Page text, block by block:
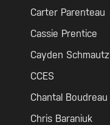
Carter Parenteau
Cassie Prentice
Cayden Schmautz
CCES
Chantal Boudreau
Chris Baraniuk